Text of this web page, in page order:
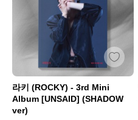
라키 (ROCKY) - 3rd Mini
Album [UNSAID] (SHADOW
ver)